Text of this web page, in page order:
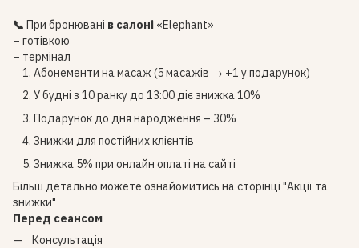
📞 При бронювані в салоні «Elephant»
– готівкою
– термінал
Абонементи на масаж (5 масажів → +1 у подарунок)
У будні з 10 ранку до 13:00 діє знижка 10%
Подарунок до дня народження – 30%
Знижки для постійних клієнтів
Знижка 5% при онлайн оплаті на сайті
Більш детально можете ознайомитись на сторінці "Акції та
знижки"
Перед сеансом
Консультація